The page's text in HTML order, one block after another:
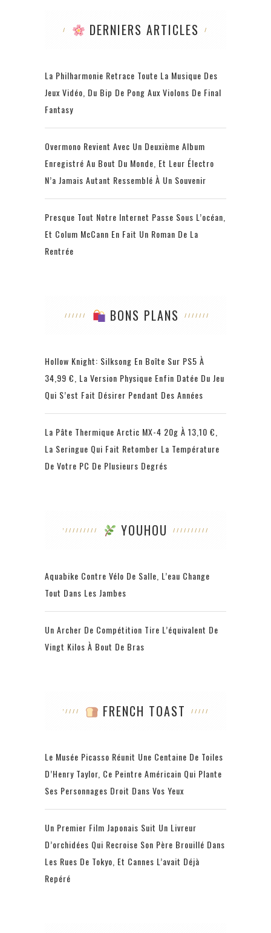
DERNIERS ARTICLES
La Philharmonie Retrace Toute La Musique Des
Jeux Vidéo, Du Bip De Pong Aux Violons De Final
Fantasy
Overmono Revient Avec Un Deuxième Album
Enregistré Au Bout Du Monde, Et Leur Électro
N’a Jamais Autant Ressemblé À Un Souvenir
Presque Tout Notre Internet Passe Sous L’océan,
Et Colum McCann En Fait Un Roman De La
Rentrée
BONS PLANS
Hollow Knight: Silksong En Boîte Sur PS5 À
34,99 €, La Version Physique Enfin Datée Du Jeu
Qui S’est Fait Désirer Pendant Des Années
La Pâte Thermique Arctic MX-4 20g À 13,10 €,
La Seringue Qui Fait Retomber La Température
De Votre PC De Plusieurs Degrés
YOUHOU
Aquabike Contre Vélo De Salle, L’eau Change
Tout Dans Les Jambes
Un Archer De Compétition Tire L’équivalent De
Vingt Kilos À Bout De Bras
FRENCH TOAST
Le Musée Picasso Réunit Une Centaine De Toiles
D’Henry Taylor, Ce Peintre Américain Qui Plante
Ses Personnages Droit Dans Vos Yeux
Un Premier Film Japonais Suit Un Livreur
D’orchidées Qui Recroise Son Père Brouillé Dans
Les Rues De Tokyo, Et Cannes L’avait Déjà
Repéré